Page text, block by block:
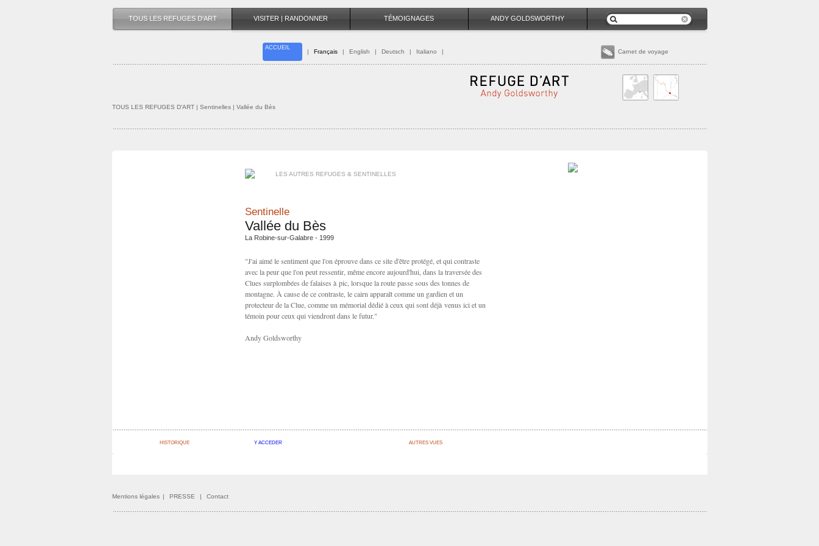
TOUS LES REFUGES D'ART VISITER | RANDONNER TÉMOIGNAGES ANDY GOLDSWORTHY
ACCUEIL
| Français | English | Deutsch | Italiano | Carnet de voyage
TOUS LES REFUGES D'ART| Sentinelles | Vallée du Bès
LES AUTRES REFUGES & SENTINELLES
Sentinelle
Vallée du Bès
La Robine-sur-Galabre - 1999
"J'ai aimé le sentiment que l'on éprouve dans ce site d'être protégé, et qui contraste
avec la peur que l'on peut ressentir, même encore aujourd'hui, dans la traversée des
Clues surplombées de falaises à pic, lorsque la route passe sous des tonnes de
montagne. À cause de ce contraste, le cairn apparaît comme un gardien et un
protecteur de la Clue, comme un mémorial dédié à ceux qui sont déjà venus ici et un
témoin pour ceux qui viendront dans le futur."
Andy Goldsworthy
HISTORIQUE Y ACCEDER AUTRES VUES
Mentions légales | PRESSE | Contact